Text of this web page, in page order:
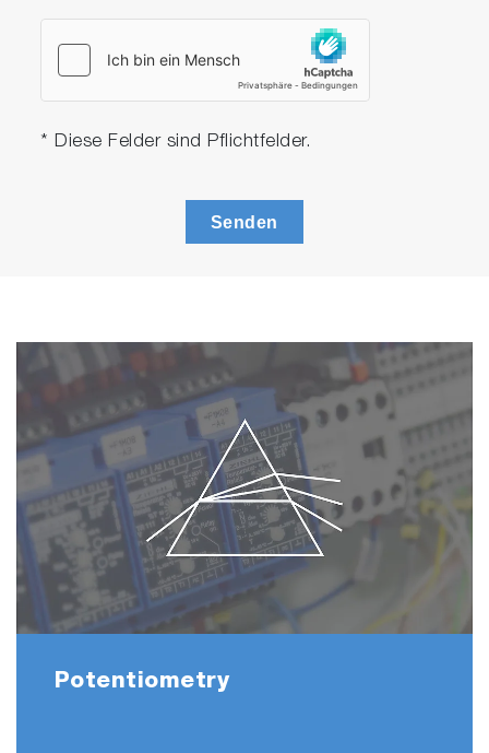
* Diese Felder sind Pflichtfelder.
Senden
Potentiometry